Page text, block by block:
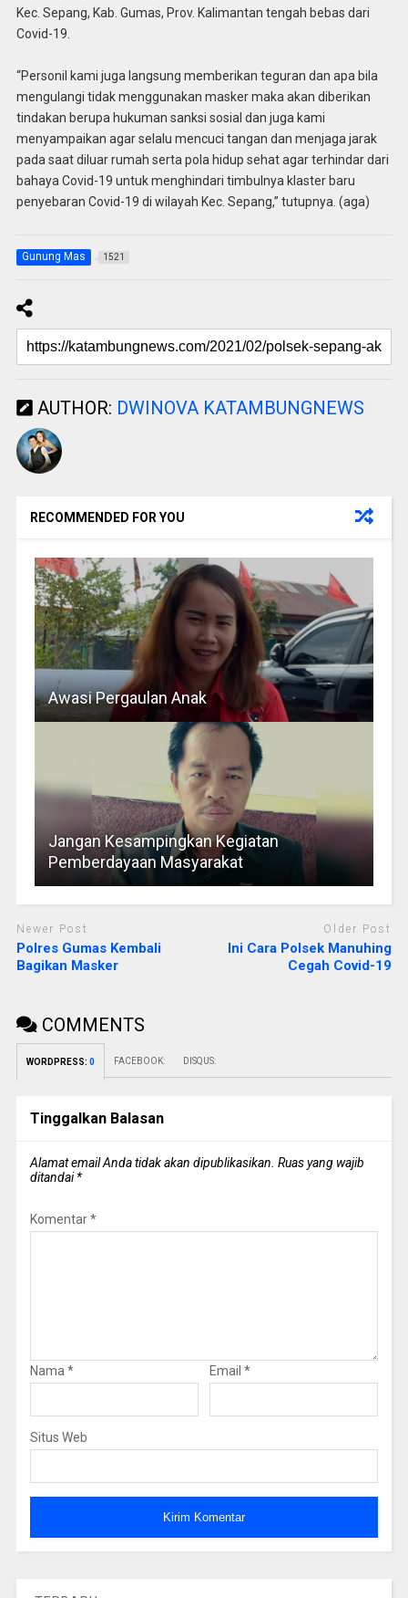
Kec. Sepang, Kab. Gumas, Prov. Kalimantan tengah bebas dari
Covid-19.
“Personil kami juga langsung memberikan teguran dan apa bila
mengulangi tidak menggunakan masker maka akan diberikan
tindakan berupa hukuman sanksi sosial dan juga kami
menyampaikan agar selalu mencuci tangan dan menjaga jarak
pada saat diluar rumah serta pola hidup sehat agar terhindar dari
bahaya Covid-19 untuk menghindari timbulnya klaster baru
penyebaran Covid-19 di wilayah Kec. Sepang,” tutupnya. (aga)
Gunung Mas 1521
AUTHOR: DWINOVA KATAMBUNGNEWS
RECOMMENDED FOR YOU
Awasi Pergaulan Anak
Jangan Kesampingkan Kegiatan
Pemberdayaan Masyarakat
Newer Post
Polres Gumas Kembali
Bagikan Masker
Older Post
Ini Cara Polsek Manuhing
Cegah Covid-19
COMMENTS
WORDPRESS: 0 FACEBOOK: DISQUS:
Tinggalkan Balasan
Alamat email Anda tidak akan dipublikasikan. Ruas yang wajib
ditandai*
Komentar*
Nama * Email *
Situs Web